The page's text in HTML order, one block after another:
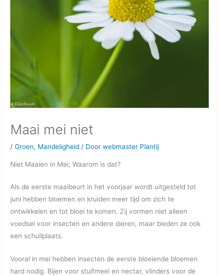
Maai mei niet
/Groen, Mandeligheid / Doorwebmaster Plantij
Niet Maaien in Mei; Waarom is dat?
Als de eerste maaibeurt in het voorjaar wordt uitgesteld tot
juni hebben bloemen en kruiden meer tijd om zich te
ontwikkelen en tot bloei te komen. Zij vormen niet alleen
voedsel voor insecten en andere dieren, maar bieden ze ook
een schuilplaats.
Vooral in mei hebben insecten de eerste bloeiende bloemen
hard nodig. Bijen voor stuifmeel en nectar, vlinders voor de